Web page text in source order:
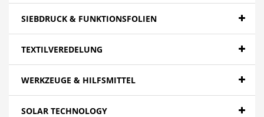
SIEBDRUCK & FUNKTIONSFOLIEN
TEXTILVEREDELUNG
WERKZEUGE & HILFSMITTEL
SOLAR TECHNOLOGY